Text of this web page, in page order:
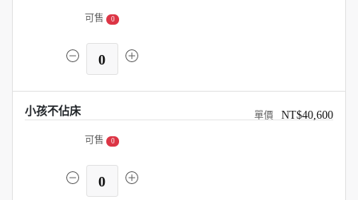
可售 0
0
小孩不佔床 NT$40,600
可售 0
0